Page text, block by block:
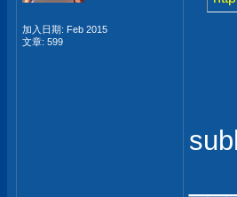
加入日期: Feb 2015
文章: 599